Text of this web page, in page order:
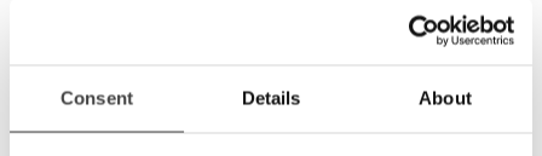
Consent Details About
Spesielle lysledende celler i netthinnen
være ansvarlig for dette problemet. Disse
et ekstremt ubehag.